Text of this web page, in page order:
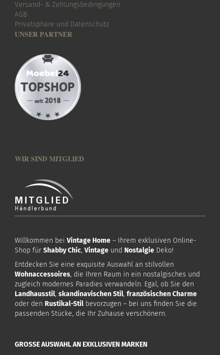
Versand- & Zahlungsbedingungen
AGB
Privatsphäre und Datenschutz
UNSER PARTNER
WIR SIND MITGLIED
Willkommen bei Vintage Home – Ihrem exklusiven Online-
Shop für Shabby Chic, Vintage und Nostalgie Deko!
Entdecken Sie eine exquisite Auswahl an stilvollen
Wohnaccessoires, die Ihren Raum in ein nostalgisches und
zugleich modernes Paradies verwandeln. Egal, ob Sie den
Landhausstil, skandinavischen Stil, französischen Charme
oder den Rustikal-Stil bevorzugen – bei uns finden Sie die
passenden Stücke, die Ihr Zuhause verschönern.
GROSSE AUSWAHL AN EXKLUSIVEN MARKEN